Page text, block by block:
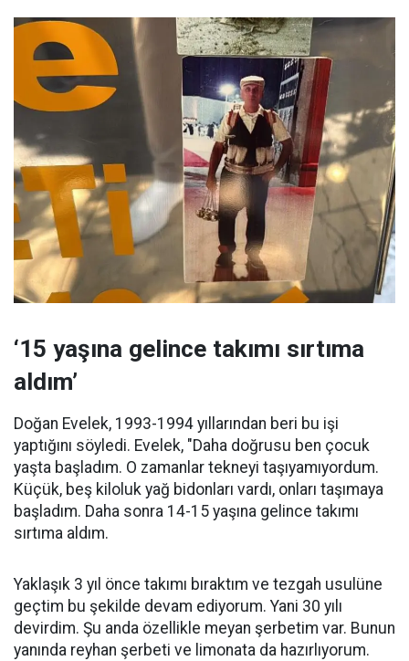
‘15 yaşına gelince takımı sırtıma
aldım’
Doğan Evelek, 1993-1994 yıllarından beri bu işi
yaptığını söyledi. Evelek, "Daha doğrusu ben çocuk
yaşta başladım. O zamanlar tekneyi taşıyamıyordum.
Küçük, beş kiloluk yağ bidonları vardı, onları taşımaya
başladım. Daha sonra 14-15 yaşına gelince takımı
sırtıma aldım.
Yaklaşık 3 yıl önce takımı bıraktım ve tezgah usulüne
geçtim bu şekilde devam ediyorum. Yani 30 yılı
devirdim. Şu anda özellikle meyan şerbetim var. Bunun
yanında reyhan şerbeti ve limonata da hazırlıyorum.